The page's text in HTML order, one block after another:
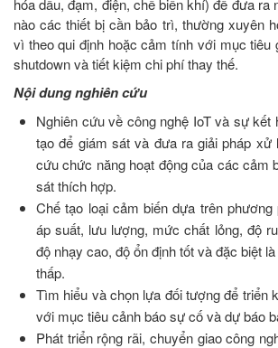
nào các thiết bị cần bảo trì, thường xuyên
vì theo qui định hoặc cảm tính với mục tiêu
shutdown và tiết kiệm chi phí thay thế.
Nội dung nghiên cứu
Nghiên cứu về công nghệ IoT và sự kết
tạo để giám sát và đưa ra giải pháp xử
cứu chức năng hoạt động của các cảm
sát thích hợp.
Chế tạo loại cảm biến dựa trên
áp suất, lưu lượng, mức chất lỏng, độ
độ nhạy cao, độ ổn định tốt và đặc biệt
thấp.
Tìm hiểu và chọn lựa đối tượng để triển
với mục tiêu cảnh báo sự cố và dự báo
Phát triển rộng rãi, chuyển giao công